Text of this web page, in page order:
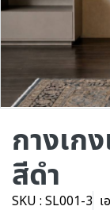
กางเก
สีดำ
SKU : SL001-3 เ